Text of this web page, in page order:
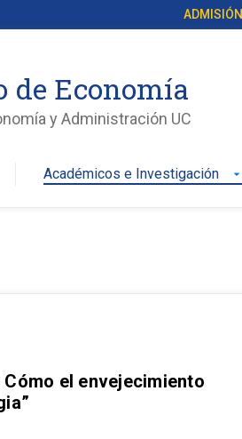
ADMISIÓN
Economía
y Administración UC
Académicos e Investigación arrow_drop_down
el envejecimiento